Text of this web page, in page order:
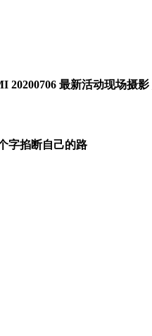
20200706 最新活动现场摄
字掐断自己的路